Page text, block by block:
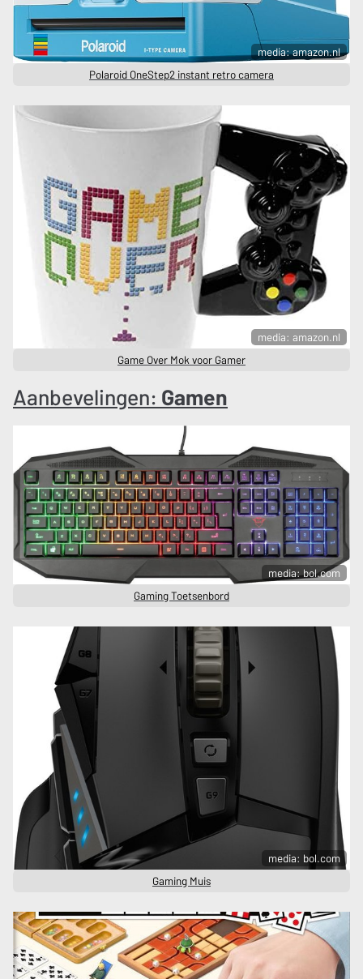
media: amazon.nl
Polaroid OneStep2 instant retro camera
media: amazon.nl
Game Over Mok voor Gamer
Aanbevelingen: Gamen
media: bol.com
Gaming Toetsenbord
media: bol.com
Gaming Muis